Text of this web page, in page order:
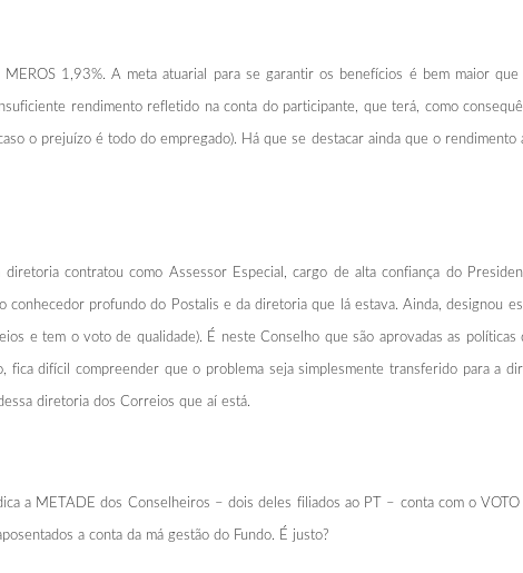
1,93%. A meta atuarial para se garantir os benefícios é bem maior
rendimento refletido na conta do participante, que terá, como
o prejuízo é todo do empregado). Há que se destacar ainda que o rendimento
contratou como Assessor Especial, cargo de alta confiança do
profundo do Postalis e da diretoria que lá estava. Ainda, designou
e tem o voto de qualidade). É neste Conselho que são aprovadas as políticas
difícil compreender que o problema seja simplesmente transferido para a
diretoria dos Correios que aí está.
a METADE dos Conselheiros – dois deles filiados ao PT – conta com o
a conta da má gestão do Fundo. É justo?